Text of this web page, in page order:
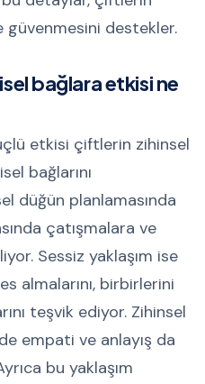
güvenmesini destekler.
bağlara etkisi ne
etkisi çiftlerin zihinsel
bağlarını
düğün planlamasında
çatışmalara ve
Sessiz yaklaşım ise
almalarını, birbirlerini
teşvik ediyor. Zihinsel
empati ve anlayış da
bu yaklaşım